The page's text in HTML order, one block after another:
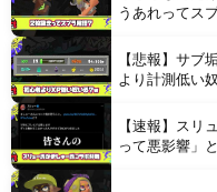
Powered by livedoor 相互RSS
うあれってス
【悲報】サブ
より計測低い
【速報】スリ
って悪影響」